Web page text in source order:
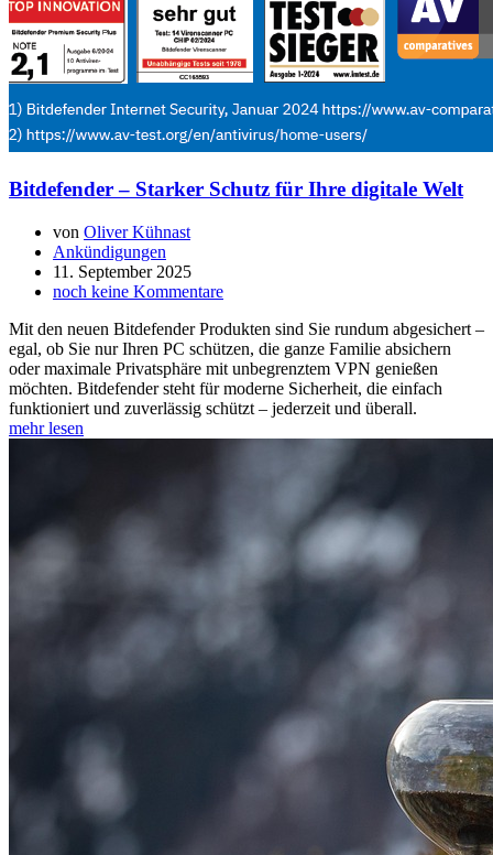
Bitdefender – Starker Schutz für Ihre digitale Welt
von Oliver Kühnast
Ankündigungen
11. September 2025
noch keine Kommentare
Mit den neuen Bitdefender Produkten sind Sie rundum abgesichert –
egal, ob Sie nur Ihren PC schützen, die ganze Familie absichern
oder maximale Privatsphäre mit unbegrenztem VPN genießen
möchten. Bitdefender steht für moderne Sicherheit, die einfach
funktioniert und zuverlässig schützt – jederzeit und überall.
mehr lesen